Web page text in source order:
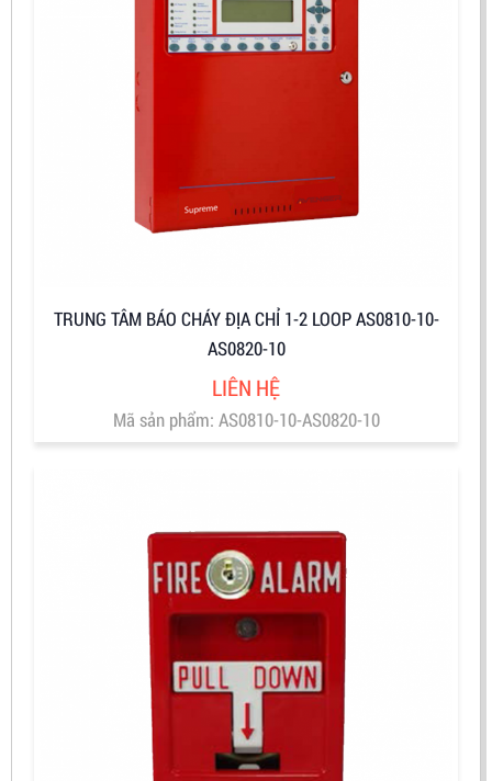
TRUNG TÂM BÁO CHÁY ĐỊA CHỈ 1-2 LOOP AS0810-10-
AS0820-10
LIÊN HỆ
Mã sản phẩm: AS0810-10-AS0820-10